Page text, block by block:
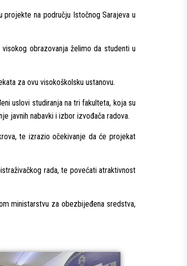
na području Istočnog Sarajeva u
obrazovanja želimo da studenti u
za ovu visokoškolsku ustanovu.
uslovi studiranja na tri fakulteta, koja su
javnih nabavki i izbor izvođača radova.
te izrazio očekivanje da će projekat
rada, te povećati atraktivnost
ministarstvu za obezbijeđena sredstva,